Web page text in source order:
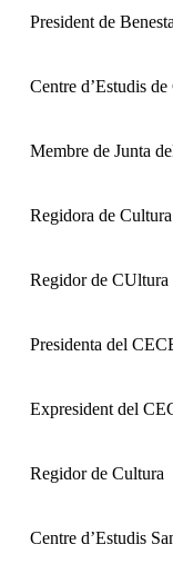
President de
Centre d’Estudis de
Membre de Junta
Regidora de Cultura
Regidor de CUltura
Presidenta del
Expresident del
Regidor de Cultura
Centre d’Estudis